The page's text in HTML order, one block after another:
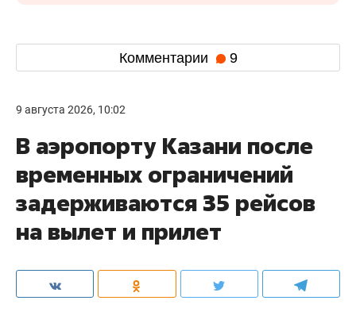
Комментарии 9
9 августа 2026, 10:02
В аэропорту Казани после
временных ограничений
задерживаются 35 рейсов
на вылет и прилет